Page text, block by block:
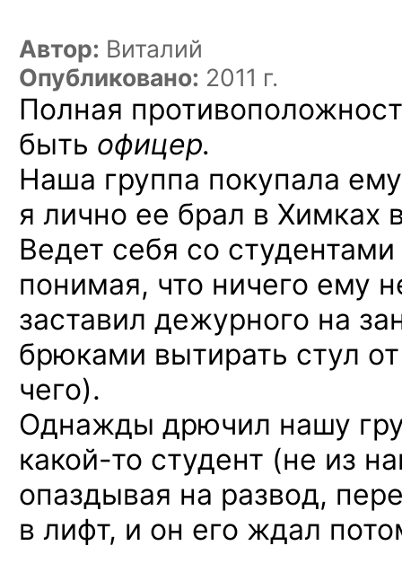
Автор: Виталий
Опубликовано: 2011 г.
Полная
быть офицер.
Наша группа покупала
я лично ее брал в Химках
Ведет себя со студентами
понимая, что ничего ему
заставил дежурного на
брюками вытирать стул
чего).
Однажды дрючил нашу
какой-то студент (не из
опаздывая на развод,
в лифт, и он его ждал